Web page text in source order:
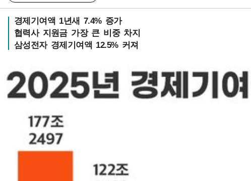
경제기여액 1년새 7.4% 증가
협력사 지원금 가장 큰 비중 차지
삼성전자 경제기여액 12.5% 커져